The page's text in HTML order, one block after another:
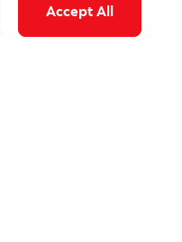
les occasions que
Accept All